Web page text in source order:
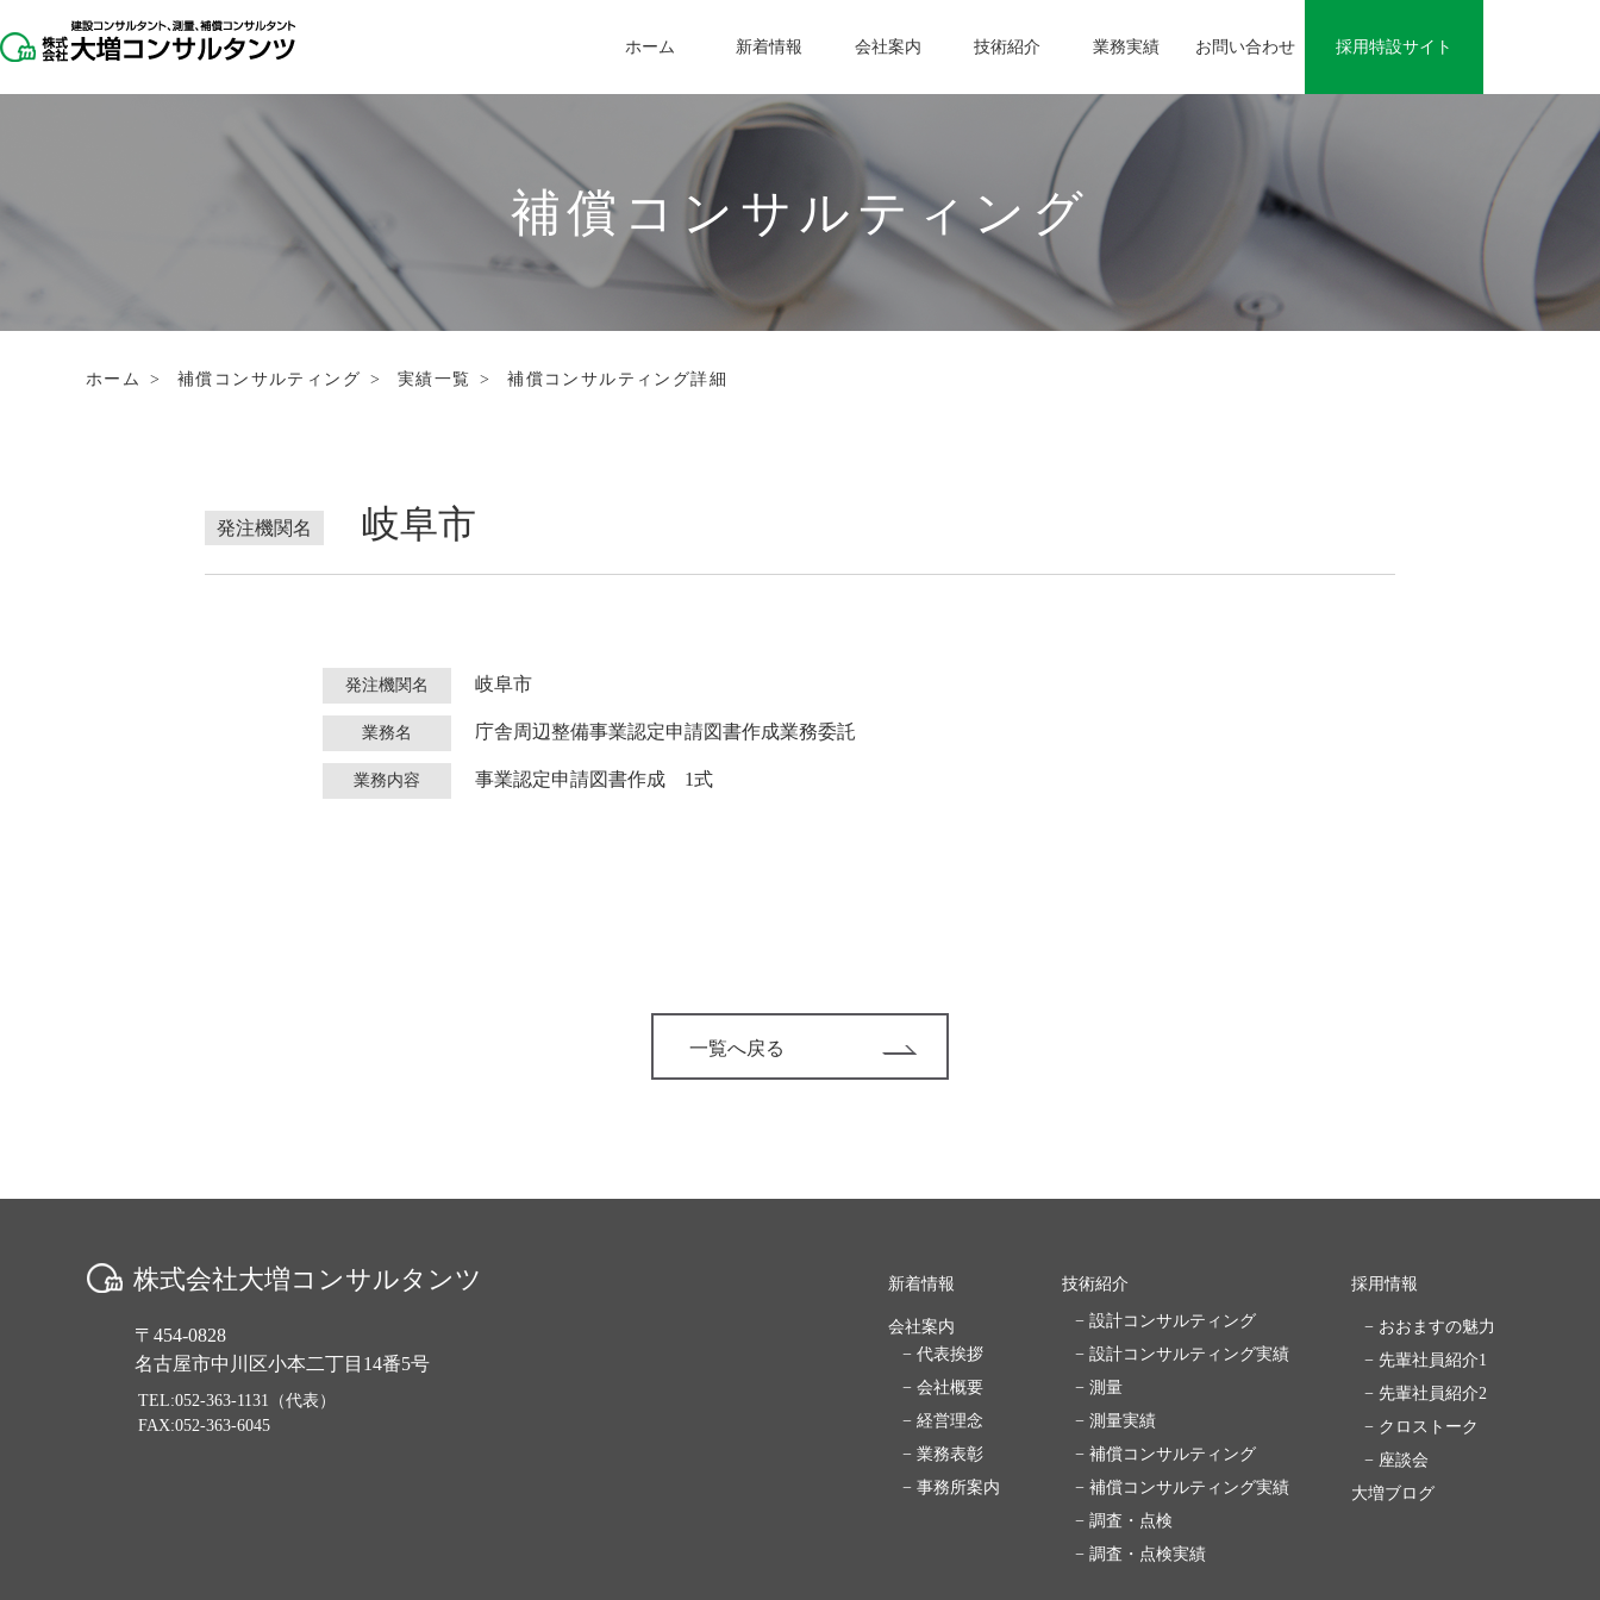
ホーム 新着情報 会社案内 技術紹介 業務実績 お問い合わせ 採用特設サイト
補償コンサルティング
ホーム > 補償コンサルティング > 実績一覧 > 補償コンサルティング詳細
発注機関名 岐阜市
発注機関名 岐阜市
業務名 庁舎周辺整備事業認定申請図書作成業務委託
業務内容 事業認定申請図書作成 1式
一覧へ戻る
株式会社大増コンサルタンツ
〒454-0828
名古屋市中川区小本二丁目14番5号
TEL:052-363-1131（代表）
FAX:052-363-6045
新着情報
会社案内
− 代表挨拶
− 会社概要
− 経営理念
− 業務表彰
− 事務所案内
技術紹介
− 設計コンサルティング
− 設計コンサルティング実績
− 測量
− 測量実績
− 補償コンサルティング
− 補償コンサルティング実績
− 調査・点検
− 調査・点検実績
採用情報
− おおますの魅力
− 先輩社員紹介1
− 先輩社員紹介2
− クロストーク
− 座談会
大増ブログ